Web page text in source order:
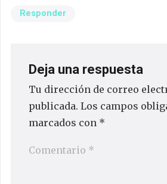
Responder
Deja una respuesta
Tu dirección de correo
publicada. Los campos
marcados con *